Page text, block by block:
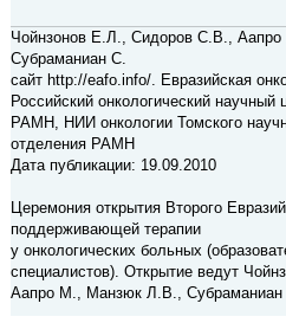
Чойнзонов Е.Л., Сидоров С.В.,
Субраманиан С.
сайт http://eafo.info/. Евразийская
Российский онкологический
РАМН, НИИ онкологии Томского
отделения РАМН
Дата публикации: 19.09.2010
Церемония открытия Второго
поддерживающей терапии
у онкологических больных
специалистов). Открытие ведут
Аапро M., Манзюк Л.В.,